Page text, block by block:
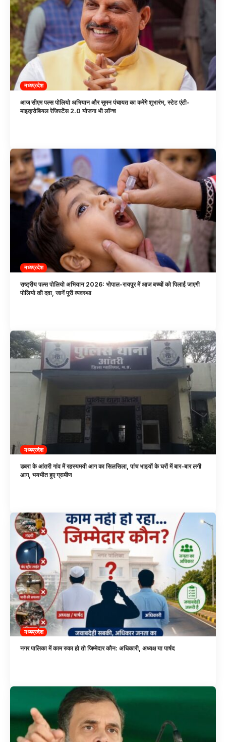
मध्यप्रदेश
आज सीएम पल्स पोलियो अभियान और सुमन पंचायत का करेंगे शुभारंभ, स्टेट एंटी-
माइक्रोबियल रेजिस्टेंस 2.0 योजना भी लॉन्च
मध्यप्रदेश
राष्ट्रीय पल्स पोलियो अभियान 2026: भोपाल-रायपुर में आज बच्चों को पिलाई जाएगी
पोलियो की दवा, जानें पूरी व्यवस्था
मध्यप्रदेश
डबरा के आंतरी गांव में रहस्यमयी आग का सिलसिला, पांच भाइयों के घरों में बार-बार लगी
आग, भयभीत हुए ग्रामीण
मध्यप्रदेश
नगर पालिका में काम रुका हो तो जिम्मेदार कौन: अधिकारी, अध्यक्ष या पार्षद